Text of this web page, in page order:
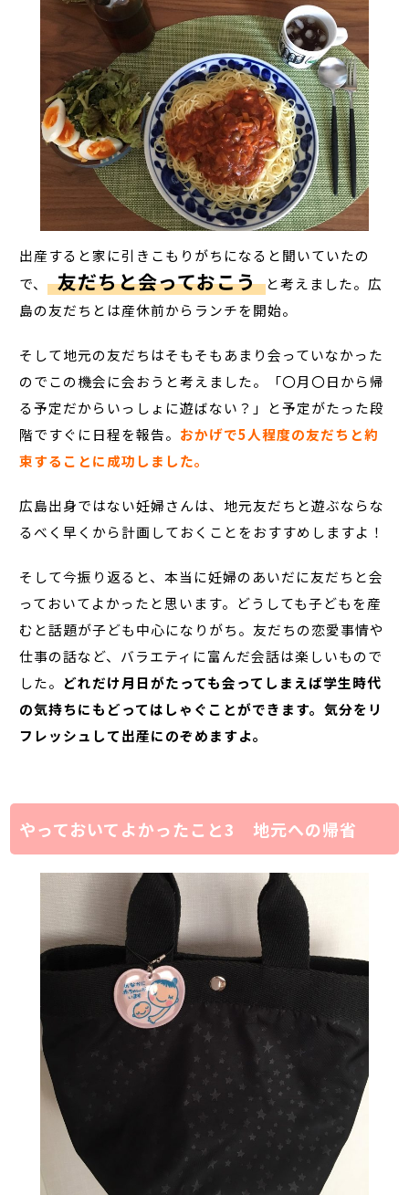
出産すると家に引きこもりがちになると聞いていたの
で、 友だちと会っておこう
と考えました。広
島の友だちとは産休前からランチを開始。
そして地元の友だちはそもそもあまり会っていなかった
のでこの機会に会おうと考えました。「〇月〇日から帰
る予定だからいっしょに遊ばない？」と予定がたった段
階ですぐに日程を報告。 おかげで5人程度の友だちと約
束することに成功しました。
広島出身ではない妊婦さんは、地元友だちと遊ぶならな
るべく早くから計画しておくことをおすすめしますよ！
そして今振り返ると、本当に妊婦のあいだに友だちと会
っておいてよかったと思います。どうしても子どもを産
むと話題が子ども中心になりがち。友だちの恋愛事情や
仕事の話など、バラエティに富んだ会話は楽しいもので
した。 どれだけ月日がたっても会ってしまえば学生時代
の気持ちにもどってはしゃぐことができます。気分をリ
フレッシュして出産にのぞめますよ。
やっておいてよかったこと3 地元への帰省